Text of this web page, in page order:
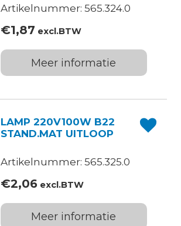
Artikelnummer: 565.324.0
€1,87 excl.BTW
Meer informatie
LAMP 220V100W B22
STAND.MAT UITLOOP
Artikelnummer: 565.325.0
€2,06excl.BTW
Meer informatie